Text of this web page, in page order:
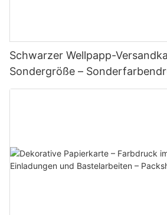
Schwarzer Wellpapp-
Sondergröße –
E-Commerce-Versand –